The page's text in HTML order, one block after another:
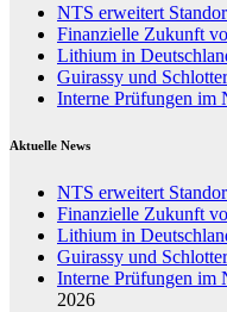
NTS erweitert
Finanzielle Zukunft
Lithium in
Guirassy und
Interne Prüfungen im
Aktuelle News
NTS erweitert
Finanzielle Zukunft
Lithium in
Guirassy und
Interne Prüfungen im
2026